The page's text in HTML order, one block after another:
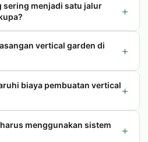
sering menjadi satu jalur
+
vertical garden di
+
biaya pembuatan vertical+
menggunakan sistem
+